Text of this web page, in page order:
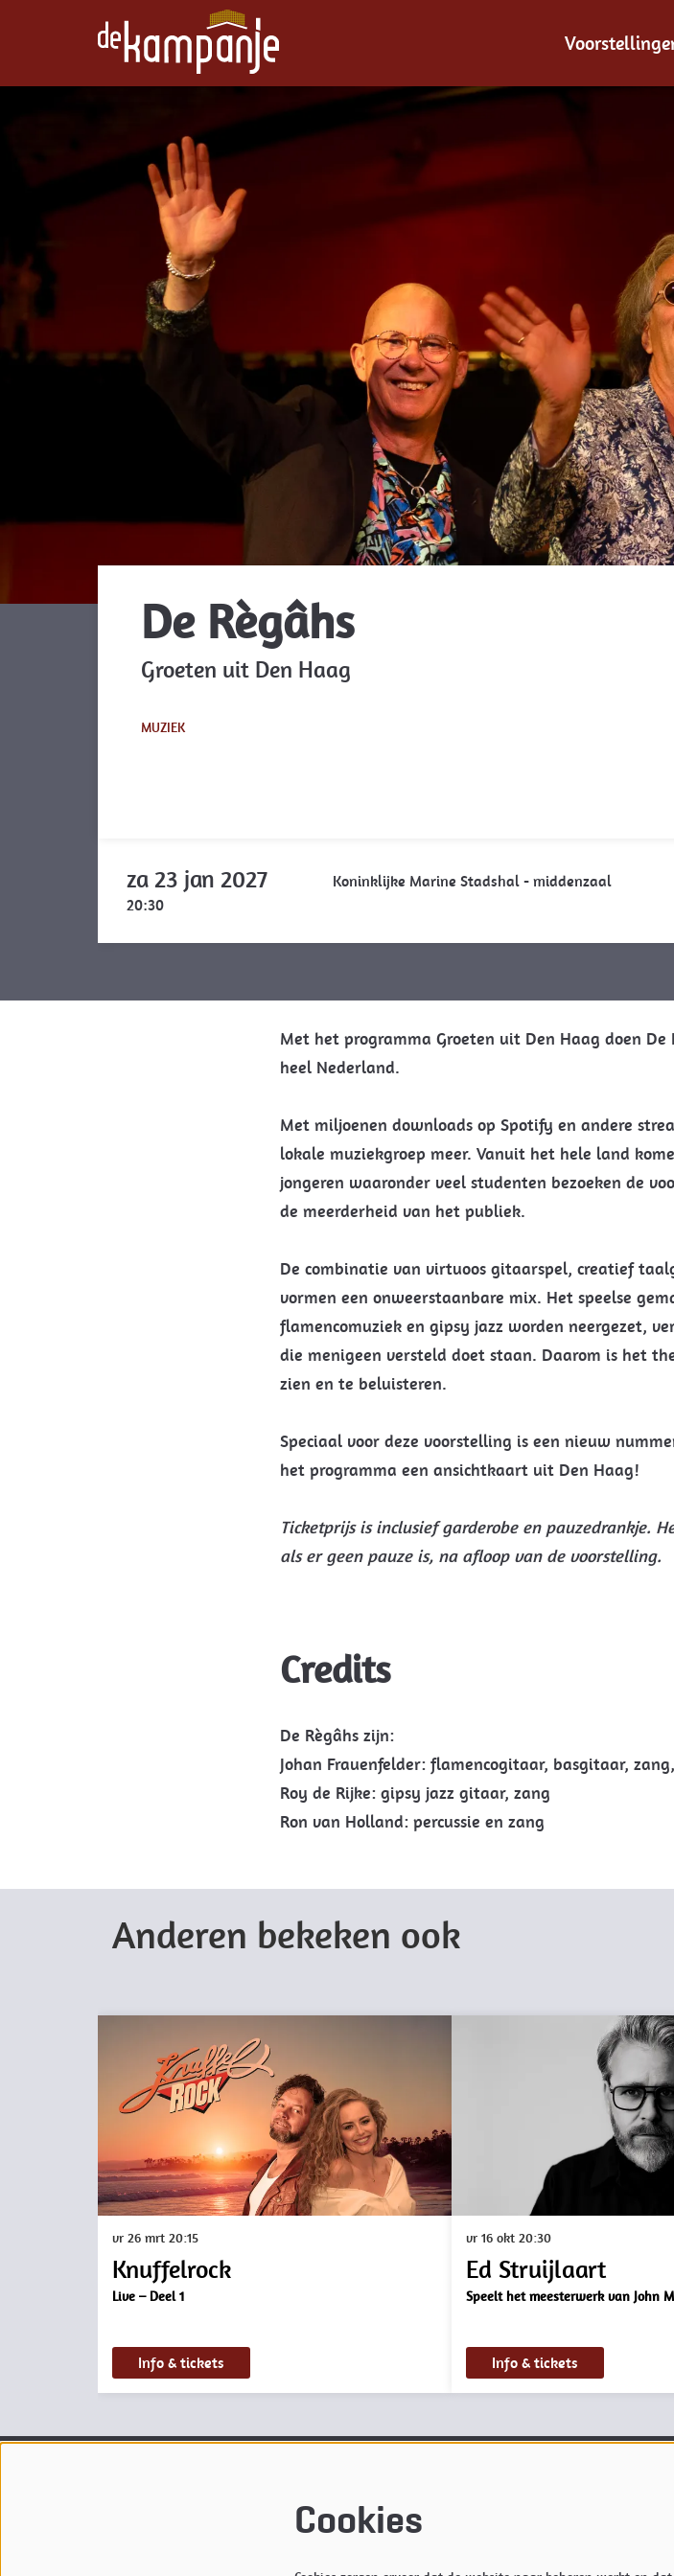
De Règâhs
Groeten uit Den Haag
MUZIEK
za 23 jan 2027
20:30
Koninklijke Marine Stadshal - middenzaal
Met het programma Groeten uit Den Haag doen
heel Nederland.
Met miljoenen downloads op Spotify en andere
lokale muziekgroep meer. Vanuit het hele land
jongeren waaronder veel studenten bezoeken de
de meerderheid van het publiek.
De combinatie van virtuoos gitaarspel, creatief
vormen een onweerstaanbare mix. Het speelse
flamencomuziek en gipsy jazz worden neergezet,
die menigeen versteld doet staan. Daarom is het
zien en te beluisteren.
Speciaal voor deze voorstelling is een nieuw
het programma een ansichtkaart uit Den Haag!
Ticketprijs is inclusief garderobe en pauzedrankje.
als er geen pauze is, na afloop van de voorstelling.
Credits
De Règâhs zijn:
Johan Frauenfelder: flamencogitaar, basgitaar,
Roy de Rijke: gipsy jazz gitaar, zang
Ron van Holland: percussie en zang
Anderen bekeken ook
Knuffelrock
Live – Deel 1
vr 26 mrt 20:15
Info & tickets
Ed Struijlaart
Speelt het meesterwerk van John
vr 16 okt20:30
Info & tickets
openingstijden
Bekijkhier
Cookies